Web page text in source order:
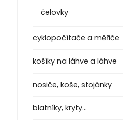
čelovky
cyklopočítače a měřiče
košíky na láhve a láhve
nosiče, koše, stojánky
blatníky, kryty...